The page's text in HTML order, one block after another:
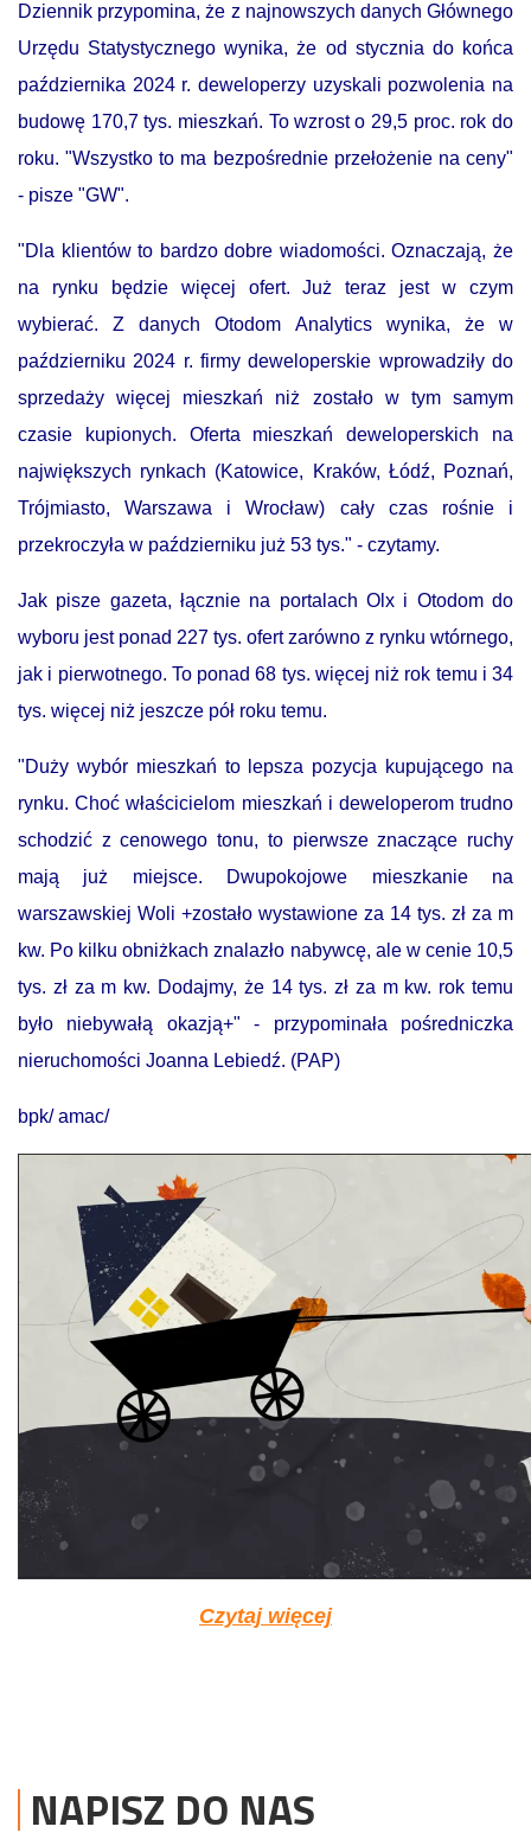
Dziennik przypomina, że z najnowszych danych Głównego
Urzędu Statystycznego wynika, że od stycznia do końca
października 2024 r. deweloperzy uzyskali pozwolenia na
budowę 170,7 tys. mieszkań. To wzrost o 29,5 proc. rok do
roku. "Wszystko to ma bezpośrednie przełożenie na ceny"
- pisze "GW".
"Dla klientów to bardzo dobre wiadomości. Oznaczają, że
na rynku będzie więcej ofert. Już teraz jest w czym
wybierać. Z danych Otodom Analytics wynika, że w
październiku 2024 r. firmy deweloperskie wprowadziły do
sprzedaży więcej mieszkań niż zostało w tym samym
czasie kupionych. Oferta mieszkań deweloperskich na
największych rynkach (Katowice, Kraków, Łódź, Poznań,
Trójmiasto, Warszawa i Wrocław) cały czas rośnie i
przekroczyła w październiku już 53 tys." - czytamy.
Jak pisze gazeta, łącznie na portalach Olx i Otodom do
wyboru jest ponad 227 tys. ofert zarówno z rynku wtórnego,
jak i pierwotnego. To ponad 68 tys. więcej niż rok temu i 34
tys. więcej niż jeszcze pół roku temu.
"Duży wybór mieszkań to lepsza pozycja kupującego na
rynku. Choć właścicielom mieszkań i deweloperom trudno
schodzić z cenowego tonu, to pierwsze znaczące ruchy
mają już miejsce. Dwupokojowe mieszkanie na
warszawskiej Woli +zostało wystawione za 14 tys. zł za m
kw. Po kilku obniżkach znalazło nabywcę, ale w cenie 10,5
tys. zł za m kw. Dodajmy, że 14 tys. zł za m kw. rok temu
było niebywałą okazją+" - przypominała pośredniczka
nieruchomości Joanna Lebiedź. (PAP)
bpk/ amac/
Czytaj więcej
NAPISZ DO NAS